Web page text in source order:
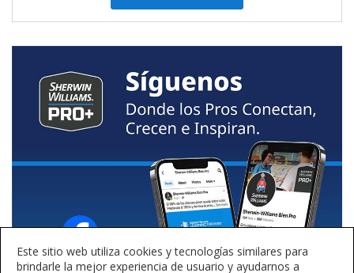
Este sitio web utiliza cookies y tecnologías similares para
brindarle la mejor experiencia de usuario y ayudarnos a